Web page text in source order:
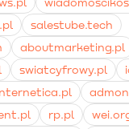
salestube.tech
aboutmarketing.pl
swiatcyfrowy.pl
rp.pl